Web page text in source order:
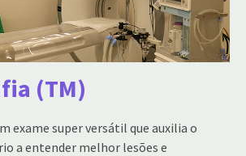
(TM)
exame super versátil que auxilia o
a entender melhor lesões e